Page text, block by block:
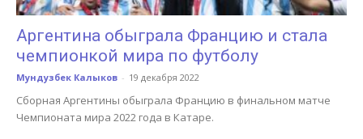
Аргентина обыграла Францию и стала
чемпионкой мира по футболу
Мундузбек Калыков - 19 декабря 2022
Сборная Аргентины обыграла Францию в финальном матче
Чемпионата мира 2022 года в Катаре.